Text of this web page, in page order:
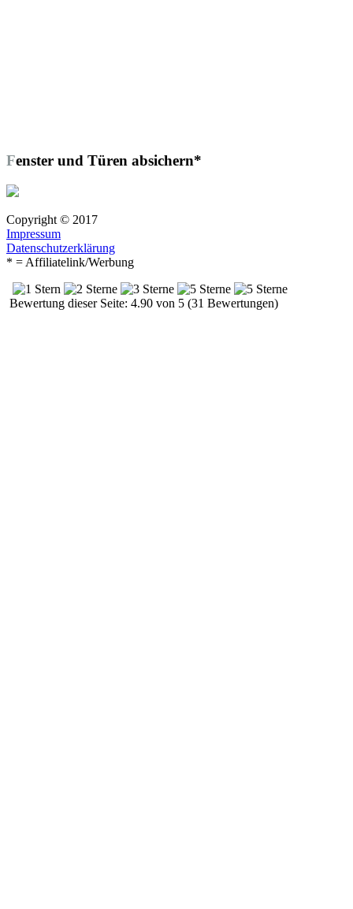
Fenster und Türen absichern*
Copyright © 2017
Impressum
Datenschutzerklärung
* = Affiliatelink/Werbung
Bewertung dieser Seite: 4.90 von 5 (31 Bewertungen)